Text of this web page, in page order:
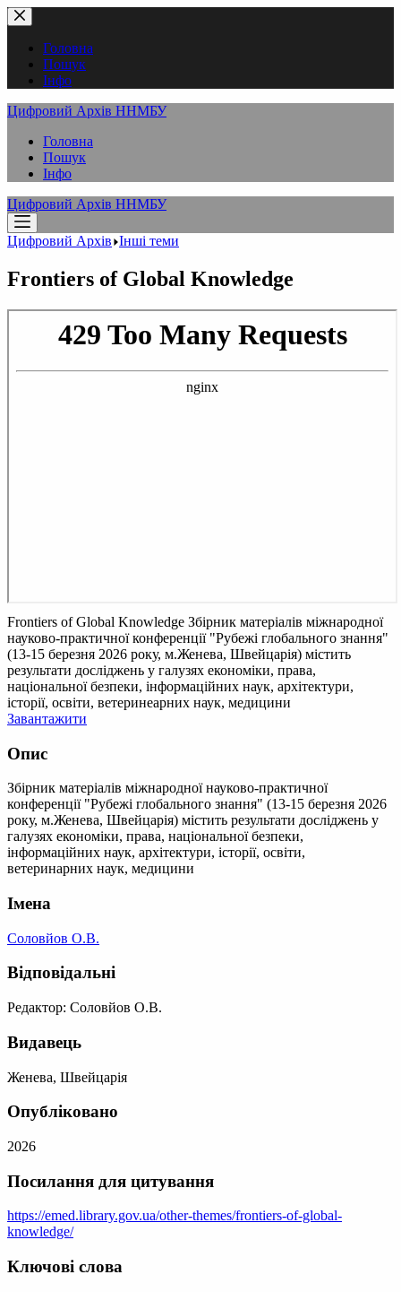
Перейти
до
вмістуГоловна
Пошук
Інфо
Цифровий Архів ННМБУ
Головна
Пошук
Інфо
Цифровий Архів ННМБУ
Цифровий Архів Інші теми
Frontiers of Global Knowledge
Frontiers of Global Knowledge Збірник матеріалів міжнародної
науково-практичної конференції "Рубежі глобального знання"
(13-15 березня 2026 року, м.Женева, Швейцарія) містить
результати досліджень у галузях економіки, права,
національної безпеки, інформаційних наук, архітектури,
історії, освіти, ветеринеарних наук, медицини
Завантажити
Опис
Збірник матеріалів міжнародної науково-практичної
конференції "Рубежі глобального знання" (13-15 березня 2026
року, м.Женева, Швейцарія) містить результати досліджень у
галузях економіки, права, національної безпеки,
інформаційних наук, архітектури, історії, освіти,
ветеринарних наук, медицини
Імена
Соловйов О.В.
Відповідальні
Редактор: Соловйов О.В.
Видавець
Женева, Швейцарія
Опубліковано
2026
Посилання для цитування
https://emed.library.gov.ua/other-themes/frontiers-of-global-
knowledge/
Ключові слова